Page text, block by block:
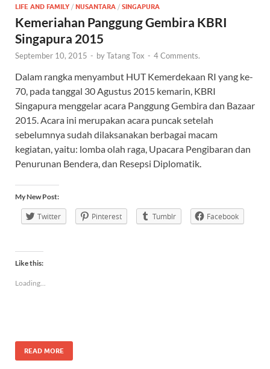
LIFE AND FAMILY / NUSANTARA / SINGAPURA
Kemeriahan Panggung Gembira KBRI
Singapura 2015
September 10, 2015 - byTatang Tox - 4 Comments.
Dalam rangka menyambut HUT Kemerdekaan RI yang ke-
70, pada tanggal 30 Agustus 2015 kemarin, KBRI
Singapura menggelar acara Panggung Gembira dan Bazaar
2015. Acara ini merupakan acara puncak setelah
sebelumnya sudah dilaksanakan berbagai macam
kegiatan, yaitu: lomba olah raga, Upacara Pengibaran dan
Penurunan Bendera, dan Resepsi Diplomatik.
My New Post:
Twitter Pinterest Tumblr Facebook
Like this:
Loading...
READ MORE